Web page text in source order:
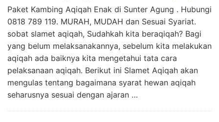
Paket Kambing Aqiqah Enak di Sunter Agung . Hubungi
0818 789 119. MURAH, MUDAH dan Sesuai Syariat.
sobat slamet aqiqah, Sudahkah kita beraqiqah? Bagi
yang belum melaksanakannya, sebelum kita melakukan
aqiqah ada baiknya kita mengetahui tata cara
pelaksanaan aqiqah. Berikut ini Slamet Aqiqah akan
mengulas tentang bagaimana syarat hewan aqiqah
seharusnya sesuai dengan ajaran …